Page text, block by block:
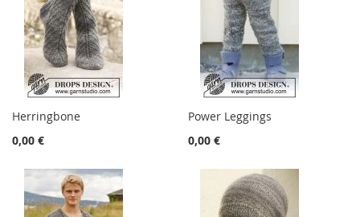
Herringbone
0,00 €
Power Leggings
0,00 €